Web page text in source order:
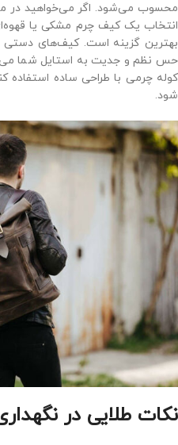
محسوب می‌شود. اگر می‌خواهید در
انتخاب یک کیف چرم مشکی یا
بهترین گزینه است. کیف‌های دستی
حس نظم و جدیت به استایل شما
کوله چرمی با طراحی ساده
شود.
نکات طلایی در